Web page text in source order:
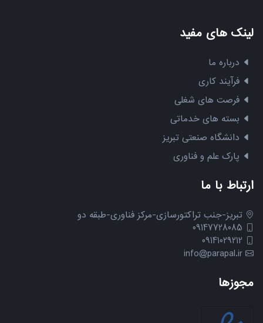
لینک های مفید
درباره ما
فرآیند کاری
فرصت های شغلی
بسته های خدماتی
دانشگاه صنعتی تبریز
پارک علم و فناوری
ارتباط با ما
تبریز-جنب تراکتورسازی-مرکز فناوری-طبقه دو
09147728085
09141029212
info@parapal.ir
مجوزها